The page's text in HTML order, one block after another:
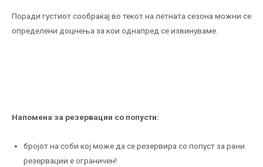
Поради густиот сообраќај во текот на летната сезона можни се
определени доцнења за кои однапред се извинуваме.
Напомена за резервации со попусти:
бројот на соби кој може да се резервира со попуст за рани
резервации е ограничен!